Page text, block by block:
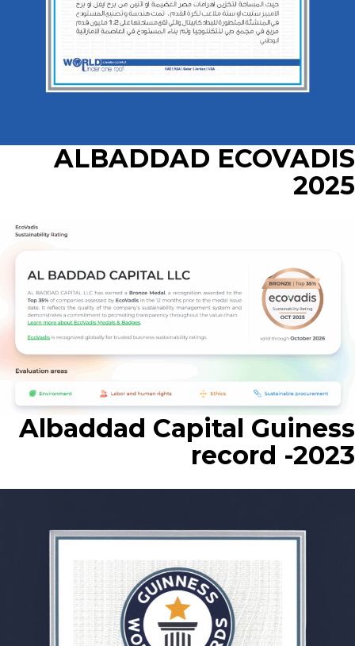
ALBADDAD ECOVADIS
2025
Albaddad Capital Guiness
record -2023